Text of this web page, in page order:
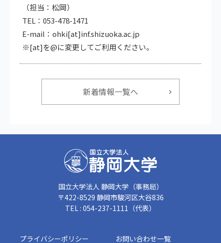
（担当：松岡）
TEL：053-478-1471
E-mail：ohki[at]inf.shizuoka.ac.jp
※[at]を@に変更してご利用ください。
新着情報一覧へ
国立大学法人 静岡大学（事務局）
〒422-8529 静岡市駿河区大谷836
TEL : 054-237-1111（代表）
プライバシーポリシー お問い合わせ一覧